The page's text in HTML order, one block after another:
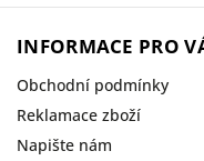
INFORMACE PRO
Obchodní podmínky
Reklamace zboží
Napište nám